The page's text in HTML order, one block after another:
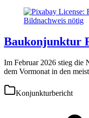
Baukonjunktur
Im Februar 2026 stieg die
dem Vormonat in den
Konjunkturbericht